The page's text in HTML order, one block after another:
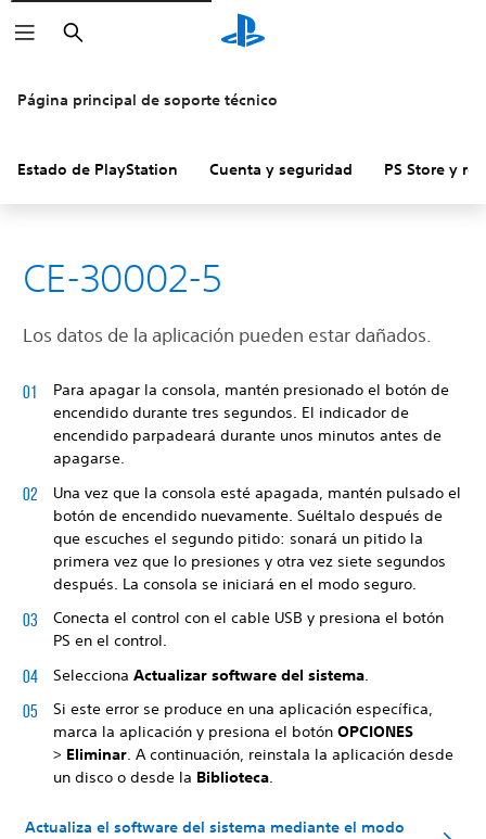
Buscar
Página principal de soporte técnico
Estado de PlayStation Cuenta y seguridad PS Store y
CE-30002-5
Los datos de la aplicación pueden estar dañados.
Para apagar la consola, mantén presionado el botón de
encendido durante tres segundos. El indicador de
encendido parpadeará durante unos minutos antes de
apagarse.
Una vez que la consola esté apagada, mantén pulsado el
botón de encendido nuevamente. Suéltalo después de
que escuches el segundo pitido: sonará un pitido la
primera vez que lo presiones y otra vez siete segundos
después. La consola se iniciará en el modo seguro.
Conecta el control con el cable USB y presiona el botón
PS en el control.
Selecciona Actualizar software del sistema
Si este error se produce en una aplicación específica,
marca la aplicación y presiona el botón OPCIONES
> Eliminar. A continuación, reinstala la aplicación desde
un disco o desde la Biblioteca.
Actualiza el software del sistema mediante el modo